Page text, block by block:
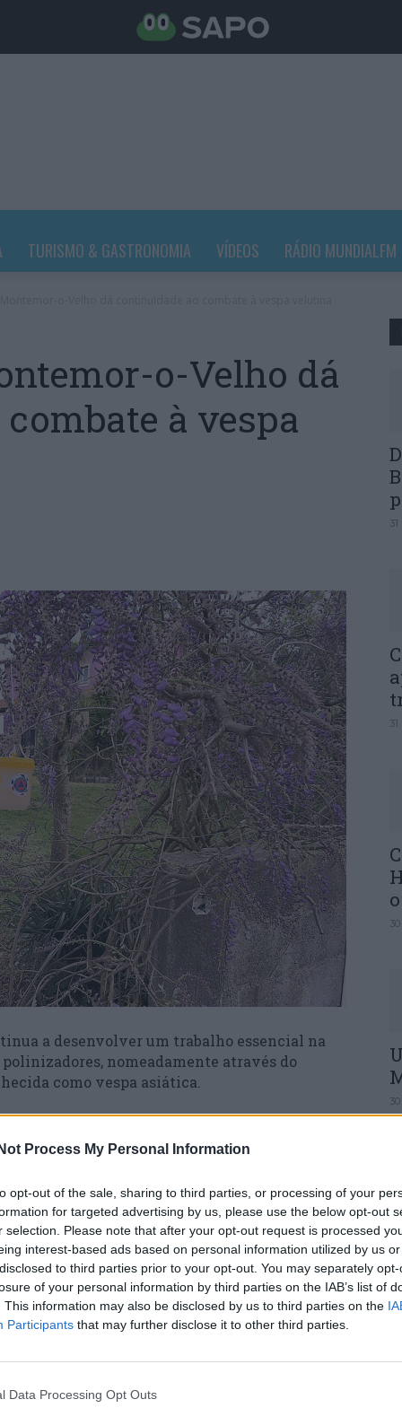
Process My Personal Information
opt-out of the sale, sharing to third parties, or processing of your
for targeted advertising by us, please use the below opt-out
selection. Please note that after your opt-out request is processed
interest-based ads based on personal information utilized by us
to third parties prior to your opt-out. You may separately
of your personal information by third parties on the IAB’s list of
This information may also be disclosed by us to third parties on the
Participants that may further disclose it to other third parties.
Data Processing Opt Outs
TURISMO & GASTRONOMIA VÍDEOS RÁDIO MUNDIALFM
o-Velho dá
à vespa
a desenvolver um trabalho essencial na
nomeadamente através do
como vespa asiática.
— data em que se assinala o Dia Mundial
de vespa velutina colocadas no concelho,
já permitiram a captura de 416 vespas
controlo da população da vespa velutina
ameaça direta às abelhas e compromete o
a formação de novos ninhos e,
de até 832 mil espécimes, considerando
2.000 vespas em permanência.
30